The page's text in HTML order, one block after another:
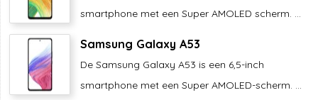
smartphone met een Super AMOLED scherm. ...
Samsung Galaxy A53
De Samsung Galaxy A53 is een 6,5-inch
smartphone met een Super AMOLED-scherm. ...